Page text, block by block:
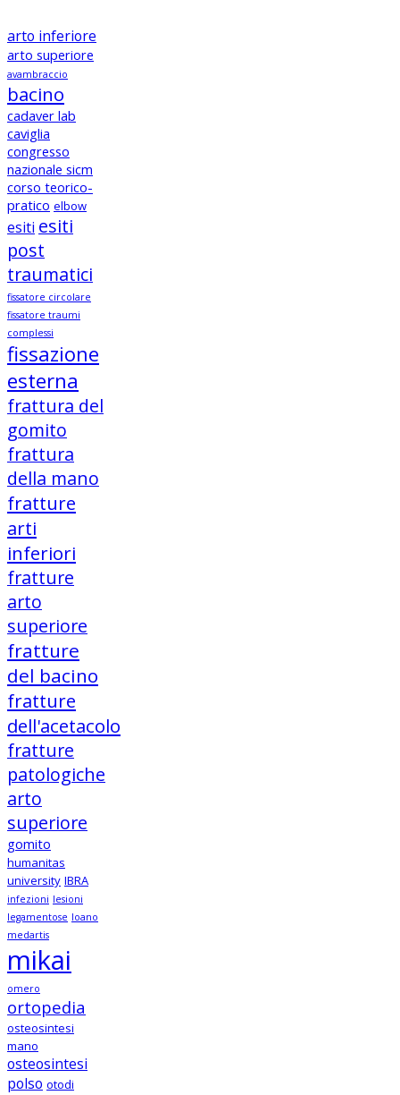
arto inferiore
arto superiore
avambraccio
bacino
cadaver lab
caviglia
congresso
nazionale sicm
corso teorico-
pratico elbow
esiti esiti
post
traumatici
fissatore circolare
fissatore traumi
complessi
fissazione
esterna
frattura del
gomito
frattura
della mano
fratture
arti
inferiori
fratture
arto
superiore
fratture
del bacino
fratture
dell'acetacolo
fratture
patologiche
arto
superiore
gomito
humanitas
university IBRA
infezioni lesioni
legamentose loano
medartis
mikai
omero
ortopedia
osteosintesi
mano
osteosintesi
polso otodi